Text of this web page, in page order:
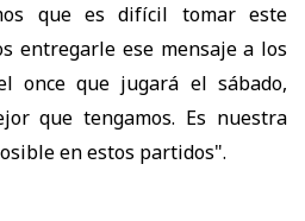
que es difícil tomar este
entregarle ese mensaje a los
once que jugará el sábado,
que tengamos. Es nuestra
en estos partidos".